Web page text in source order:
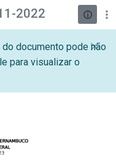
2022
documento pode não
para visualizar o